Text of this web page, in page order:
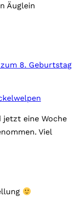
Äuglein
8. Geburtstag
jetzt eine Woche
Viel